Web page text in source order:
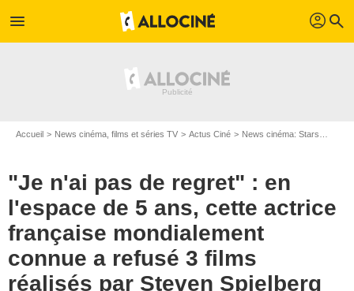
menu profil search
Accueil News cinéma, films et séries TV Actus Ciné News cinéma: Stars
"Je n'ai pas de regret" : en
l'espace de 5 ans, cette actrice
française mondialement
connue a refusé 3 films
réalisés par Steven Spielberg